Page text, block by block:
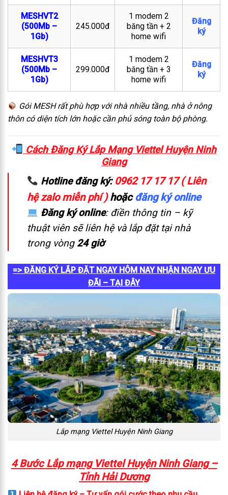
MESHVT2
(500Mb –
1Gb)
245.000đ
1 modem 2
băng tần + 2
home wifi
Đăng
ký
MESHVT3
(500Mb –
1Gb)
299.000đ
1 modem 2
băng tần + 3
home wifi
Đăng
ký
Gói MESH rất phù hợp với nhà nhiều tầng, nhà ở nông
thôn có diện tích lớn hoặc cần phủ sóng toàn bộ phòng.
Cách Đăng Ký Lắp Mạng Viettel Huyện Ninh
Giang
Hotline đăng ký: 0962 17 17 17 ( Liên
hệ zalo miễn phí )hoặcđăng ký online
Đăng ký online: điền thông tin – kỹ
thuật viên sẽ liên hệ và lắp đặt tại nhà
trong vòng 24 giờ
=> ĐĂNG KÝ LẮP ĐẶT NGAY HÔM NAY NHẬN NGAY ƯU
ĐÃI – TẠI ĐÂY
Lắp mạng Viettel Huyện Ninh Giang
4 Bước Lắp mạng Viettel Huyện Ninh Giang –
Tỉnh Hải Dương